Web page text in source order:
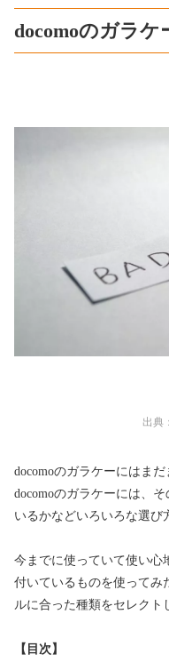
docomoのガラ
出典：
docomoのガラケーにはま
docomoのガラケーには、そ
いるかなどいろいろな選び
今までに使っていて使い心
付いているものを使ってみ
ルに合った種類をセレクト
【目次】